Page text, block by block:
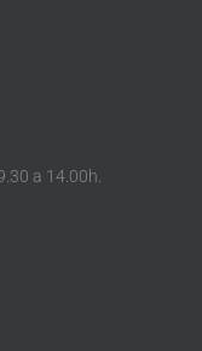
a 14.00h.